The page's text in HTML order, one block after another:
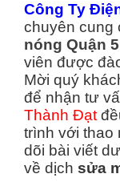
Công Ty
chuyên cung
nóng Quận 5
viên được
Mời quý
để nhận tư
Thành Đạt
trình với thao
dõi bài viết
về dịch sửa